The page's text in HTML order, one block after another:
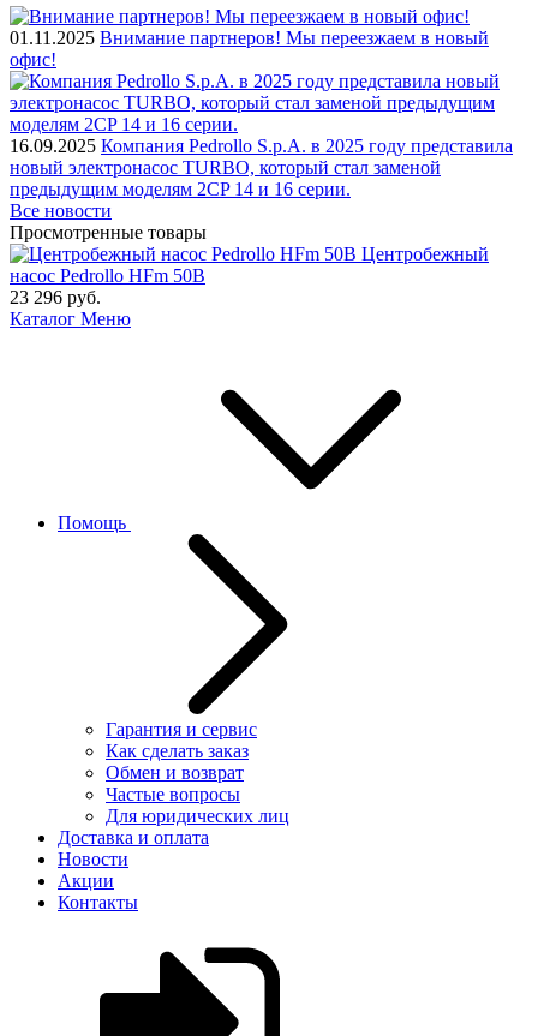
01.11.2025 Внимание партнеров! Мы переезжаем в новый
офис!
16.09.2025 Компания Pedrollo S.p.A. в 2025 году представила
новый электронасос TURBO, который стал заменой
предыдущим моделям 2CP 14 и 16 серии.
Все новости
Просмотренные товары
Центробежный
насос Pedrollo HFm 50B
23 296 руб.
Каталог Меню
Помощь
Гарантия и сервис
Как сделать заказ
Обмен и возврат
Частые вопросы
Для юридических лиц
Доставка и оплата
Новости
Акции
Контакты